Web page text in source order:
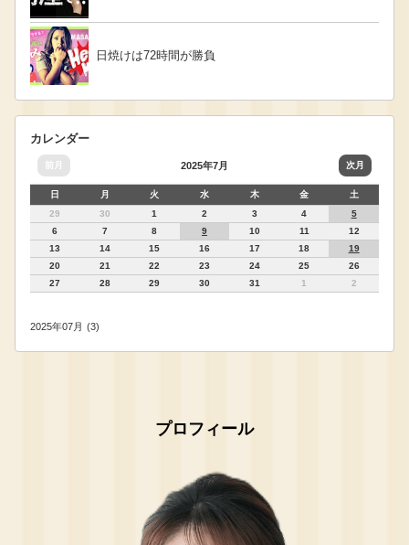
日焼けは72時間が勝負
カレンダー
2025年7月 次月
日 月 火 水 木 金
土
29
30 1 2 3 4
5
6
7 8 9 10 11
12
13
14 15 16 17 18
19
20
21 22 23 24 25
26
27
28 29 30 31 1 2
2025年07月 (3)
プロフィール